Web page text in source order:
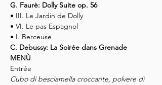
G. Faurè: Dolly Suite op. 56
• III. Le Jardin de Dolly
• VI. Le pas Espagnol
• I. Berceuse
C. Debussy: La Soirée dans Grenade
MENÙ
Entrée
Cubo di besciamella croccante, polvere di